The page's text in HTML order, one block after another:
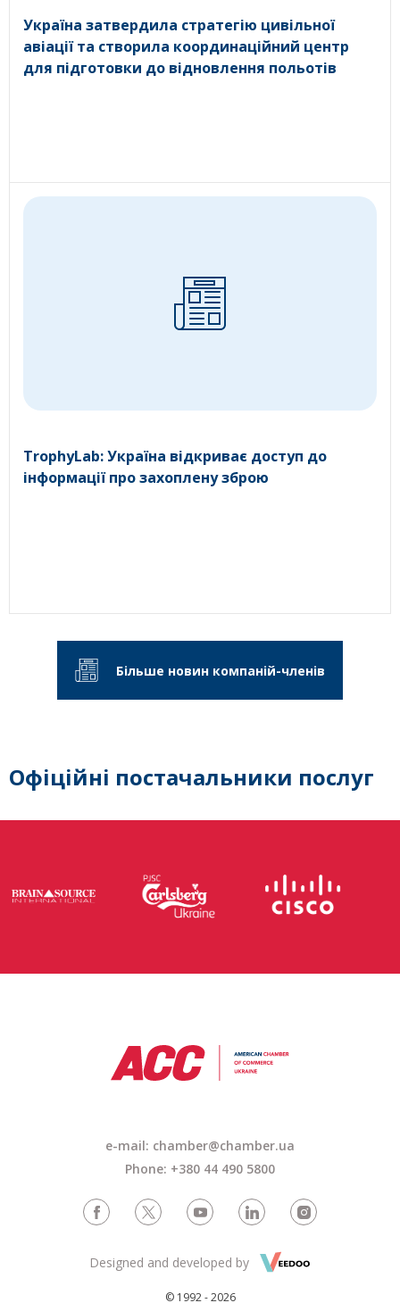
Україна затвердила стратегію цивільної
авіації та створила координаційний центр
для підготовки до відновлення польотів
TrophyLab: Україна відкриває доступ до
інформації про захоплену зброю
Більше новин компаній-членів
Офіційні постачальники послуг
e-mail: chamber@chamber.ua
Phone: +380 44 490 5800
© 1992 - 2026
Designed and developed by